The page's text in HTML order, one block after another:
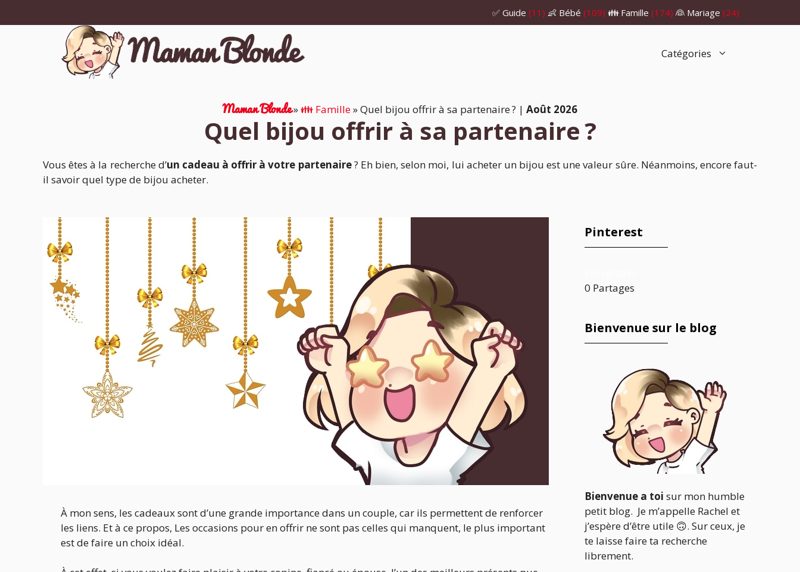
au
✅ Guide (11) 👶 Bébé (109) 👪 Famille (174) 👰 Mariage (24)
Catégories
Maman Blonde»👪 Famille»Quel bijou offrir à sa partenaire ? | Août 2026
Quel bijou offrir à sa partenaire ?
Vous êtes à la recherche d’un cadeau à offrir à votre partenaire? Eh bien, selon moi, lui acheter un bijou est une valeur sûre. Néanmoins, encore faut-
il savoir quel type de bijou acheter.
À mon sens, les cadeaux sont d’une grande importance dans un couple, car ils permettent de renforcer
les liens. Et à ce propos, Les occasions pour en offrir ne sont pas celles qui manquent, le plus important
est de faire un choix idéal.
Pinterest
0 Partages
Bienvenue sur le blog
Bienvenue a toi sur mon humble
petit blog. Je m’appelle Rachel et
j’espère d’être utile 🙃. Sur ceux, je
te laisse faire ta recherche
librement.